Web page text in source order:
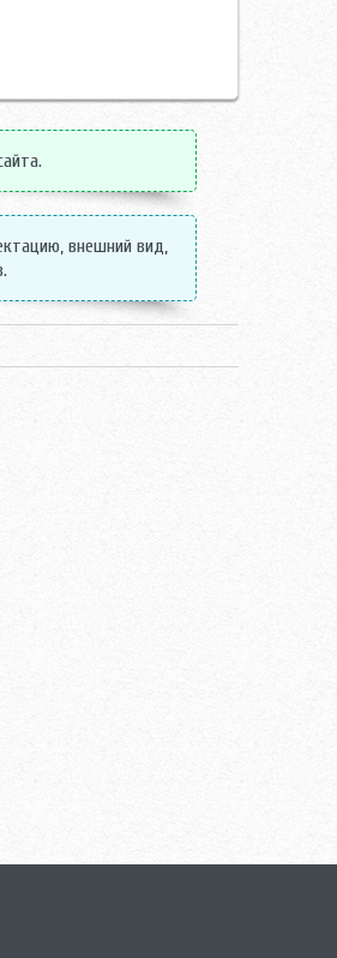
внешний вид,